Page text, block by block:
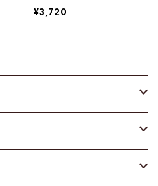
で専門店の麺を！
¥3,720